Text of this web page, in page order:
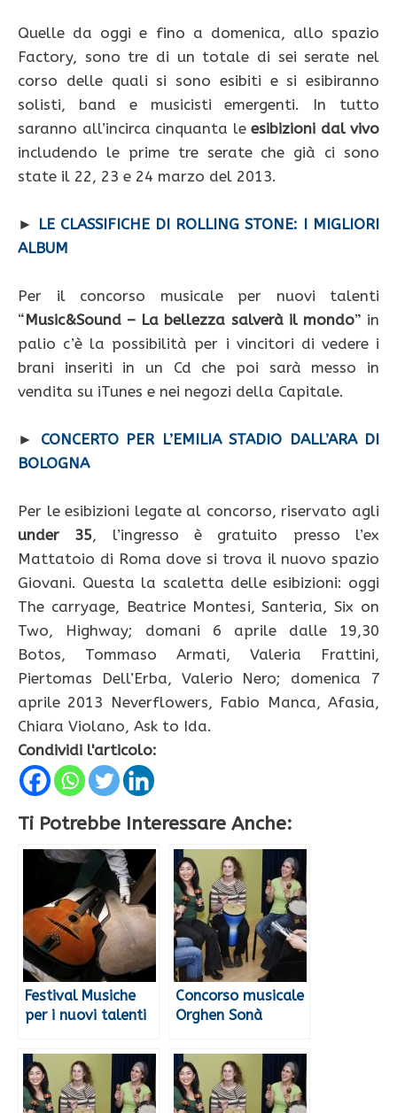
Quelle da oggi e fino a domenica, allo spazio
Factory, sono tre di un totale di sei serate nel
corso delle quali si sono esibiti e si esibiranno
solisti, band e musicisti emergenti. In tutto
saranno all’incirca cinquanta le esibizioni dal vivo
includendo le prime tre serate che già ci sono
state il 22, 23 e 24 marzo del 2013.
► LE CLASSIFICHE DI ROLLING STONE: I MIGLIORI
ALBUM
Per il concorso musicale per nuovi talenti
“Music&Sound – La bellezza salverà il mondo” in
palio c’è la possibilità per i vincitori di vedere i
brani inseriti in un Cd che poi sarà messo in
vendita su iTunes e nei negozi della Capitale.
► CONCERTO PER L’EMILIA STADIO DALL’ARA DI
BOLOGNA
Per le esibizioni legate al concorso, riservato agli
under 35, l’ingresso è gratuito presso l’ex
Mattatoio di Roma dove si trova il nuovo spazio
Giovani. Questa la scaletta delle esibizioni: oggi
The carryage, Beatrice Montesi, Santeria, Six on
Two, Highway; domani 6 aprile dalle 19,30
Botos, Tommaso Armati, Valeria Frattini,
Piertomas Dell’Erba, Valerio Nero; domenica 7
aprile 2013 Neverflowers, Fabio Manca, Afasia,
Chiara Violano, Ask to Ida.
Condividi l'articolo:
Ti Potrebbe Interessare Anche:
Festival Musiche
per i nuovi talenti
Concorso musicale
Orghen Sonà